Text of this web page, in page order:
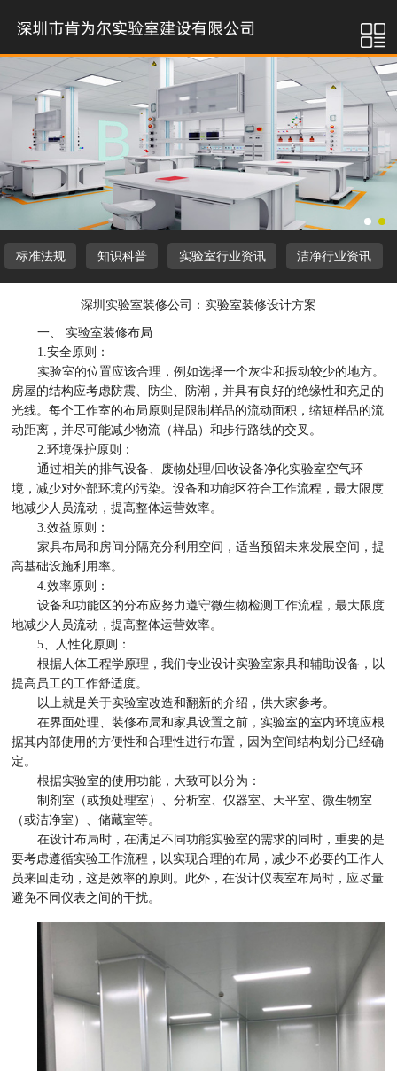
标准法规 知识科普 实验室行业资讯 洁净行业资讯
深圳实验室装修公司：实验室装修设计方案
一、 实验室装修布局
1.安全原则：
实验室的位置应该合理，例如选择一个灰尘和振动较少的地方。
房屋的结构应考虑防震、防尘、防潮，并具有良好的绝缘性和充足的
光线。每个工作室的布局原则是限制样品的流动面积，缩短样品的流
动距离，并尽可能减少物流（样品）和步行路线的交叉。
2.环境保护原则：
通过相关的排气设备、废物处理/回收设备净化实验室空气环
境，减少对外部环境的污染。设备和功能区符合工作流程，最大限度
地减少人员流动，提高整体运营效率。
3.效益原则：
家具布局和房间分隔充分利用空间，适当预留未来发展空间，提
高基础设施利用率。
4.效率原则：
设备和功能区的分布应努力遵守微生物检测工作流程，最大限度
地减少人员流动，提高整体运营效率。
5、人性化原则：
根据人体工程学原理，我们专业设计实验室家具和辅助设备，以
提高员工的工作舒适度。
以上就是关于实验室改造和翻新的介绍，供大家参考。
在界面处理、装修布局和家具设置之前，实验室的室内环境应根
据其内部使用的方便性和合理性进行布置，因为空间结构划分已经确
定。
根据实验室的使用功能，大致可以分为：
制剂室（或预处理室）、分析室、仪器室、天平室、微生物室
（或洁净室）、储藏室等。
在设计布局时，在满足不同功能实验室的需求的同时，重要的是
要考虑遵循实验工作流程，以实现合理的布局，减少不必要的工作人
员来回走动，这是效率的原则。此外，在设计仪表室布局时，应尽量
避免不同仪表之间的干扰。